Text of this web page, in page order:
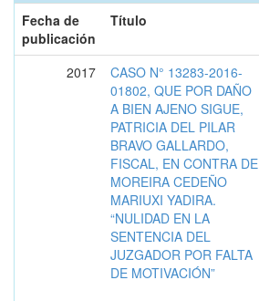
Fecha de
publicación
Título
2017
CASO N° 13283-2016-
01802, QUE POR DAÑO
A BIEN AJENO SIGUE,
PATRICIA DEL PILAR
BRAVO GALLARDO,
FISCAL, EN CONTRA DE
MOREIRA CEDEÑO
MARIUXI YADIRA.
“NULIDAD EN LA
SENTENCIA DEL
JUZGADOR POR FALTA
DE MOTIVACIÓN”